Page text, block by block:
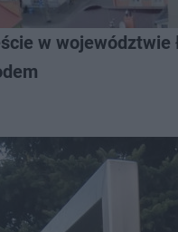
w województwie